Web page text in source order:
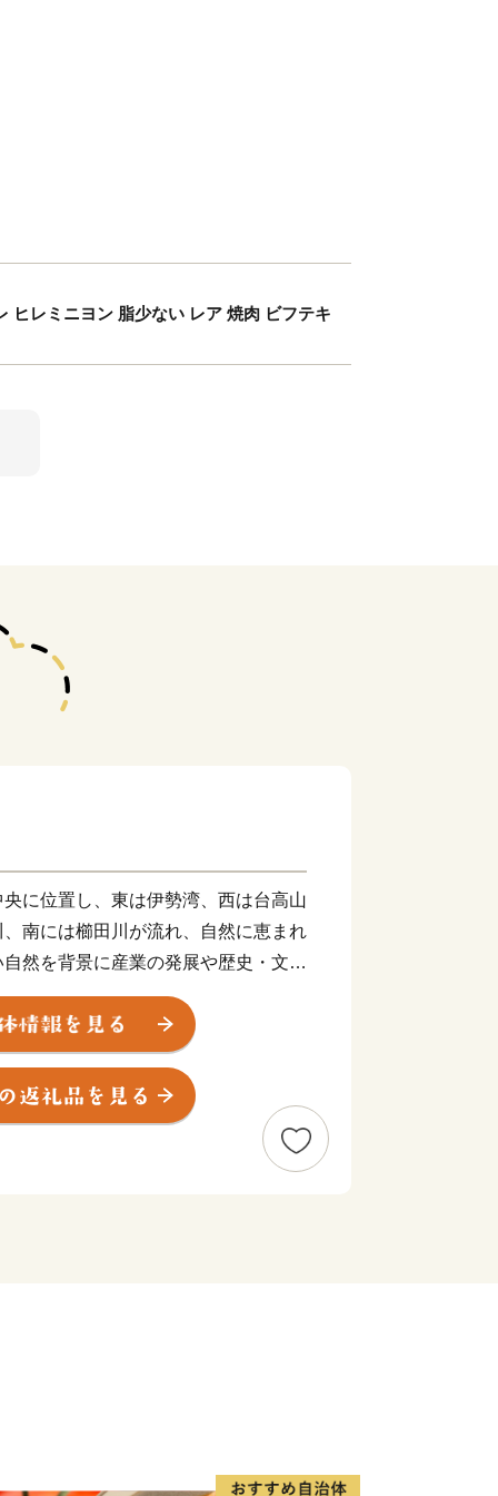
ヒレミニヨン 脂少ない レア 焼肉 ビフテキ
に位置し、東は伊勢湾、西は台高山
南には櫛田川が流れ、自然に恵まれ
然を背景に産業の発展や歴史・文化
さかうし）”をはじめとする誇り高
のまま残す御城番屋敷、国内最大の
れ、多くの歴史街道が交差していま
すい」「安心して生活ができる」